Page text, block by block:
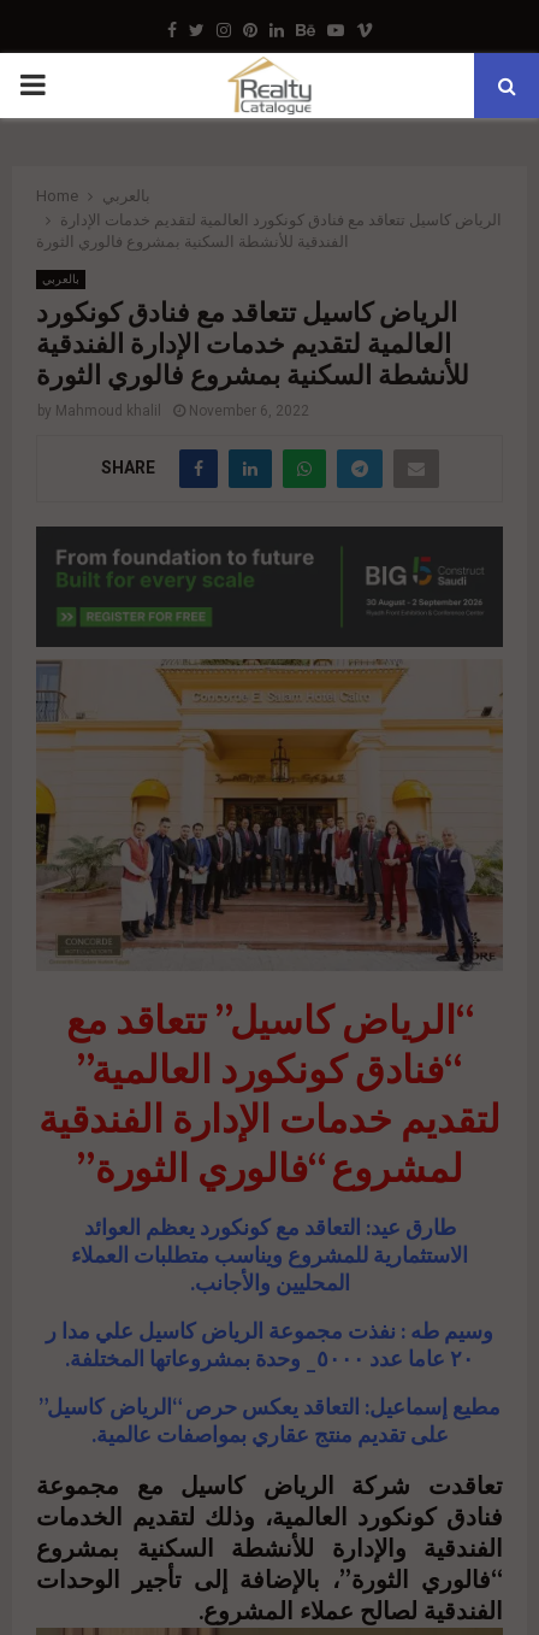
Facebook
TwitterInstagram
Pinterest
LinkedinBehance
Youtube
Vimeo
PRIMARY
Home
بالعربي
الرياض كاسيل تتعاقد مع فنادق كونكورد العالمية لتقديم خدمات الإدارة
الفندقية للأنشطة السكنية بمشروع فالوري الثورة
بالعربي
الرياض كاسيل تتعاقد مع فنادق كونكورد
العالمية لتقديم خدمات الإدارة الفندقية
للأنشطة السكنية بمشروع فالوري الثورة
by Mahmoud khalil November 6, 2022
SHARE
“الرياض كاسيل” تتعاقد مع
“فنادق كونكورد العالمية”
لتقديم خدمات الإدارة الفندقية
لمشروع “فالوري الثورة”
طارق عيد: التعاقد مع كونكورد يعظم العوائد
الاستثمارية للمشروع ويناسب متطلبات العملاء
المحليين والأجانب.
وسيم طه : نفذت مجموعة الرياض كاسيل علي مدا ر
٢٠ عاما عدد ٥٠٠٠_ وحدة بمشروعاتها المختلفة.
مطيع إسماعيل: التعاقد يعكس حرص “الرياض كاسيل”
على تقديم منتج عقاري بمواصفات عالمية.
تعاقدت شركة الرياض كاسيل مع مجموعة
فنادق كونكورد العالمية، وذلك لتقديم الخدمات
الفندقية والإدارة للأنشطة السكنية بمشروع
“فالوري الثورة”، بالإضافة إلى تأجير الوحدات
الفندقية لصالح عملاء المشروع.